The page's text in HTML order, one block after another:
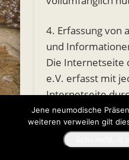
4. Erfassung von
und
Die Internetseite
e.V. erfasst mit
Internetseite
Person oder ein
System eine
Daten und
Jene neumodische
weiteren verweilen gilt